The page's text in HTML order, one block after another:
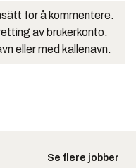
for å kommentere.
av brukerkonto.
eller med kallenavn.
Se flere jobber